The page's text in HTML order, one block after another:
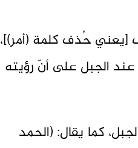
[يعني حُذف كلمة (أمر)]،
الجبل على أنّ رؤيته
كما يقال: (الحمد